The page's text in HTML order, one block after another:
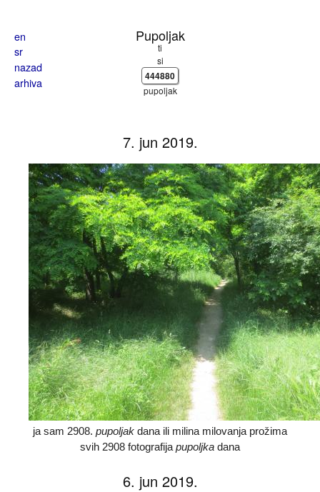
Pupoljak
ti
si
444880
pupoljak
7. jun 2019.
ja sam 2908. pupoljak dana ili milina milovanja prožima
svih 2908 fotografija pupoljka dana
6. jun 2019.
en
sr
nazad
arhiva